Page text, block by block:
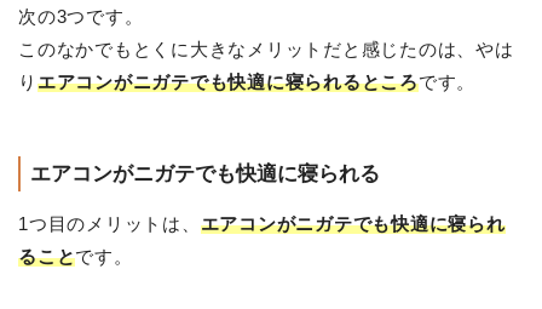
次の3つです。
このなかでもとくに大きなメリットだと感じたのは、やは
り エアコンがニガテでも快適に寝られるところです。
エアコンがニガテでも快適に寝られる
1つ目のメリットは、 エアコンがニガテでも快適に寝られ
ることです。